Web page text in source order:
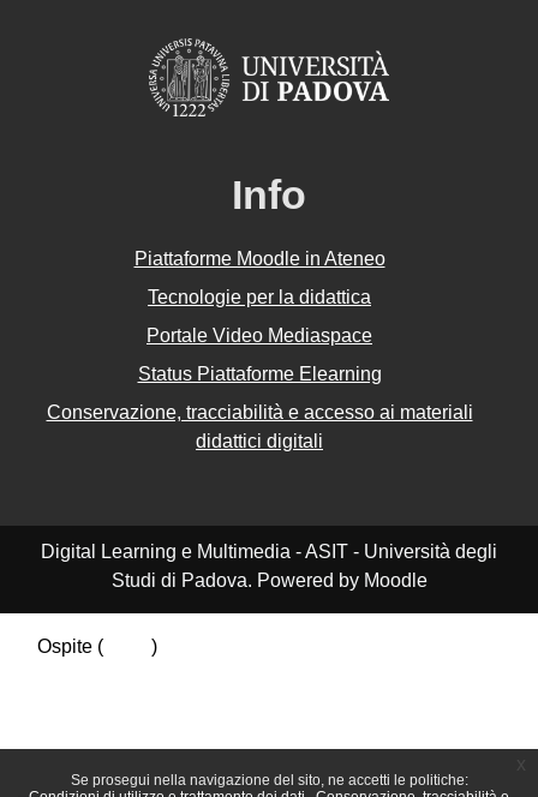
Se prosegui nella navigazione del sito, ne accetti le politiche:
Info
Piattaforme Moodle in Ateneo
Tecnologie per la didattica
Portale Video Mediaspace
Status Piattaforme Elearning
Conservazione, tracciabilità e accesso ai materiali
didattici digitali
Digital Learning e Multimedia - ASIT - Università degli
Studi di Padova. Powered by Moodle
Ospite (
)